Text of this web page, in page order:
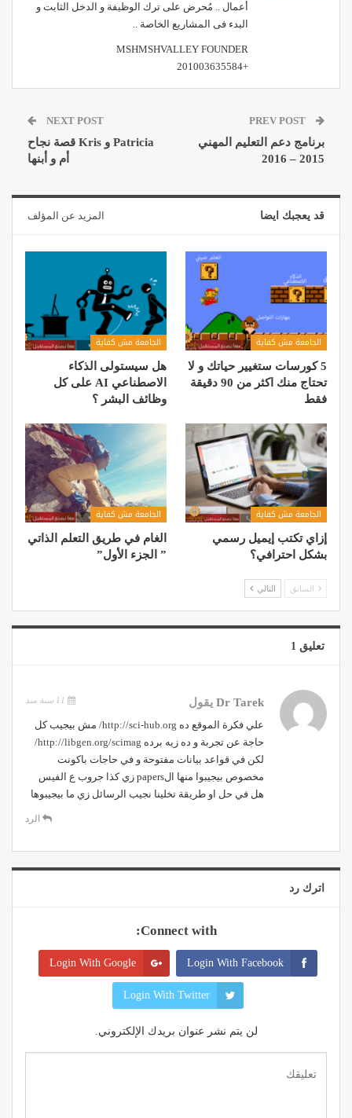
أعمال .. مُحرض على ترك الوظيفة و الدخل الثابت و
البدء فى المشاريع الخاصة ..
MSHMSHVALLEY FOUNDER
+201003635584
برنامج دعم التعليم المهني
2015 – 2016
NEXT POST
Patricia و Kris قصة نجاح
أم و أبنها
قد يعجبك ايضا المزيد عن المؤلف
الجامعة مش كفاية
5 كورسات ستغيير حياتك و لا
تحتاج منك اكثر من 90 دقيقة
فقط
الجامعة مش كفاية
هل سيستولى الذكاء
الاصطناعي AI على كل
وظائف البشر ؟
الجامعة مش كفاية
إزاي تكتب إيميل رسمي
بشكل احترافي؟
الجامعة مش كفاية
الغام في طريق التعلم الذاتي
” الجزء الأول”
السابق التالي
تعليق 1
Dr Tarek يقول
علي فكرة الموقع ده http://sci-hub.org/ مش بيجيب كل
حاجة عن تجربة و ده زيه برده http://libgen.org/scimag/
لكن في قواعد بيانات مفتوحة و في حاجات باكونت
مخصوص بيجيبوا منها الpapers زي كذا جروب ع الفيس
هل في حل او طريقة تخلينا نجيب الرسائل زي ما بيجيبوها
الرد
اترك رد
Connect with:
Login With Facebook
Login With Google
Login With Twitter
لن يتم نشر عنوان بريدك الإلكتروني.